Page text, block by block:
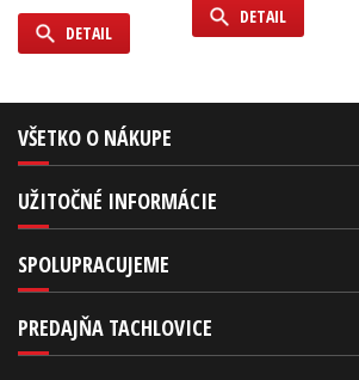
DETAIL
DETAIL
VŠETKO O NÁKUPE
UŽITOČNÉ INFORMÁCIE
SPOLUPRACUJEME
PREDAJŇA TACHLOVICE